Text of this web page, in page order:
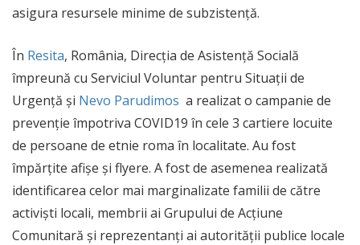
asigura resursele minime de subzistență.
În Resita, România, Direcția de Asistență Socială
împreună cu Serviciul Voluntar pentru Situații de
Urgență și Nevo Parudimos a realizat o campanie de
prevenție împotriva COVID19 în cele 3 cartiere locuite
de persoane de etnie roma în localitate. Au fost
împărțite afișe și flyere. A fost de asemenea realizată
identificarea celor mai marginalizate familii de către
activiști locali, membrii ai Grupului de Acțiune
Comunitară și reprezentanți ai autorității publice locale